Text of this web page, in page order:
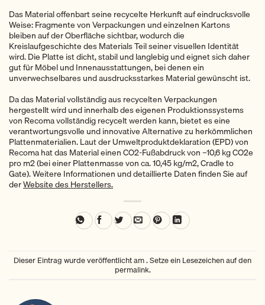
Das Material offenbart seine recycelte Herkunft auf eindrucksvolle
Weise: Fragmente von Verpackungen und einzelnen Kartons
bleiben auf der Oberfläche sichtbar, wodurch die
Kreislaufgeschichte des Materials Teil seiner visuellen Identität
wird. Die Platte ist dicht, stabil und langlebig und eignet sich daher
gut für Möbel und Innenausstattungen, bei denen ein
unverwechselbares und ausdrucksstarkes Material gewünscht ist.
Da das Material vollständig aus recycelten Verpackungen
hergestellt wird und innerhalb des eigenen Produktionssystems
von Recoma vollständig recycelt werden kann, bietet es eine
verantwortungsvolle und innovative Alternative zu herkömmlichen
Plattenmaterialien. Laut der Umweltproduktdeklaration (EPD) von
Recoma hat das Material einen CO2-Fußabdruck von –10,6 kg CO2e
pro m2 (bei einer Plattenmasse von ca. 10,45 kg/m2, Cradle to
Gate). Weitere Informationen und detaillierte Daten finden Sie auf
derWebsite des Herstellers.
Dieser Eintrag wurde veröffentlicht am . Setze ein Lesezeichen auf den
permalink.